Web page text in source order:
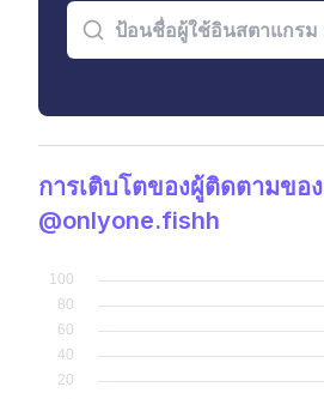
การเติบโตของผู้ติดตามของ
@onlyone.fishh